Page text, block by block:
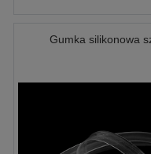
Gumka silikonowa